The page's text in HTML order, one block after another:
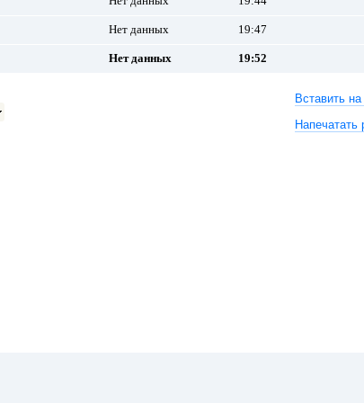
Нет данных 19:47
Нет данных 19:52
Вставить на
Напечатать